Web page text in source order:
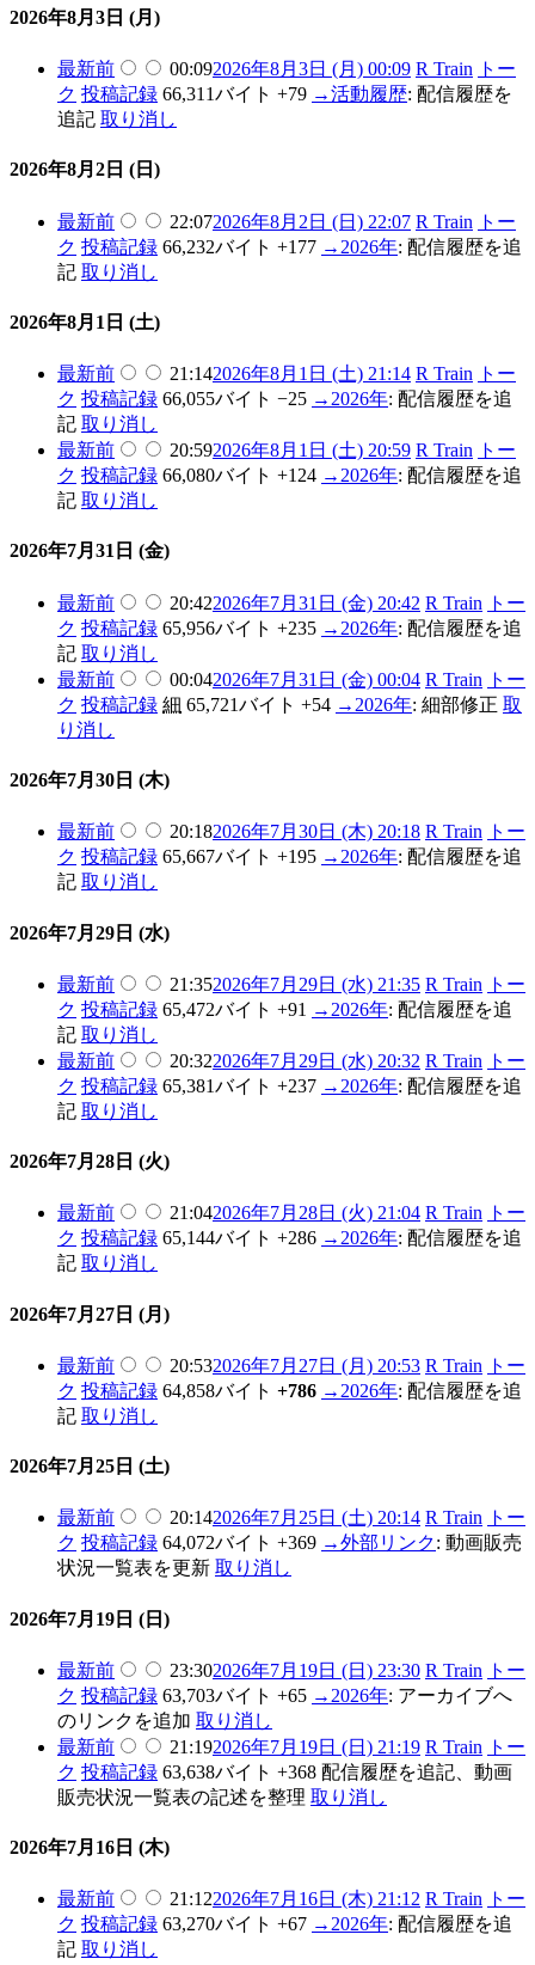
2026年8月3日 (月)
最新前 00:092026年8月3日 (月) 00:09 R Train
トー
ク 投稿記録 66,311バイト +79 →活動履歴: 配信履歴を
追記 取り消し
2026年8月2日 (日)
最新前 22:072026年8月2日 (日) 22:07 R Train
トー
ク 投稿記録 66,232バイト +177 → 2026年: 配信履歴を追
記 取り消し
2026年8月1日 (土)
最新前 21:142026年8月1日 (土) 21:14 R Train
トー
ク 投稿記録 66,055バイト −25 → 2026年: 配信履歴を追
記 取り消し
最新前 20:592026年8月1日 (土) 20:59 R Train
トー
ク 投稿記録 66,080バイト +124 → 2026年: 配信履歴を追
記 取り消し
2026年7月31日 (金)
最新前 20:422026年7月31日 (金) 20:42 R Train
トー
ク 投稿記録 65,956バイト +235 → 2026年: 配信履歴を追
記 取り消し
最新前 00:042026年7月31日 (金) 00:04 R Train
トー
ク 投稿記録 細 65,721バイト +54 → 2026年: 細部修正 取
り消し
2026年7月30日 (木)
最新前 20:182026年7月30日 (木) 20:18 R Train
トー
ク 投稿記録 65,667バイト +195 → 2026年: 配信履歴を追
記 取り消し
2026年7月29日 (水)
最新前 21:352026年7月29日 (水) 21:35 R Train
トー
ク 投稿記録 65,472バイト +91 → 2026年: 配信履歴を追
記 取り消し
最新前 20:322026年7月29日 (水) 20:32 R Train
トー
ク 投稿記録 65,381バイト +237 → 2026年: 配信履歴を追
記 取り消し
2026年7月28日 (火)
最新前 21:042026年7月28日 (火) 21:04 R Train
トー
ク 投稿記録 65,144バイト +286 → 2026年: 配信履歴を追
記 取り消し
2026年7月27日 (月)
最新前 20:532026年7月27日 (月) 20:53 R Train
トー
ク 投稿記録 64,858バイト +786 → 2026年: 配信履歴を追
記 取り消し
2026年7月25日 (土)
最新前 20:142026年7月25日 (土) 20:14 R Train
トー
ク 投稿記録 64,072バイト +369 →外部リンク: 動画販売
状況一覧表を更新 取り消し
2026年7月19日 (日)
最新前 23:302026年7月19日 (日) 23:30 R Train
トー
ク 投稿記録 63,703バイト +65 → 2026年: アーカイブへ
のリンクを追加 取り消し
最新前 21:192026年7月19日 (日) 21:19 R Train
トー
ク 投稿記録 63,638バイト +368 配信履歴を追記、動画
販売状況一覧表の記述を整理 取り消し
2026年7月16日 (木)
最新前 21:122026年7月16日 (木) 21:12 R Train トー
ク 投稿記録 63,270バイト +67 →2026年: 配信履歴を追
記 取り消し